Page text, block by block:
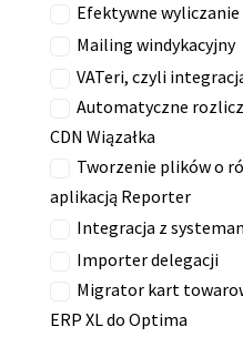
Efektywne wyliczanie
Mailing windykacyjny
VATeri, czyli
Automatyczne
CDN Wiązałka
Tworzenie plików o
aplikacją Reporter
Integracja z
Importer delegacji
Migrator kart
ERP XL do Optima